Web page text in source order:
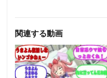
関連する動画